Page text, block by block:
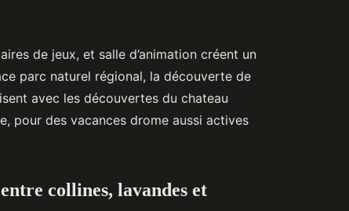
de jeux, et salle d’animation créent un
parc naturel régional, la découverte de
avec les découvertes du chateau
pour des vacances drome aussi actives
collines, lavandes et